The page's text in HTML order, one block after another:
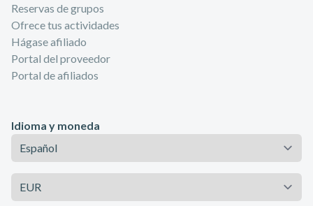
Reservas de grupos
Ofrece tus actividades
Hágase afiliado
Portal del proveedor
Portal de afiliados
Idioma y moneda